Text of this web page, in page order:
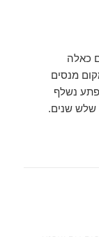
כאלה
מנסים
נשלף
שנים.